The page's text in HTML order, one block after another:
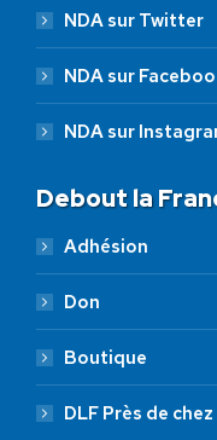
NDA sur Twitter
NDA sur
NDA sur
Debout la
Adhésion
Don
Boutique
DLF Près de